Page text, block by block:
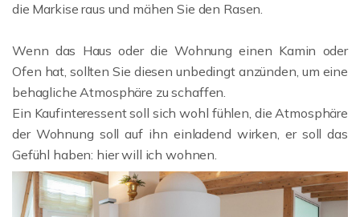
die Markise raus und mähen Sie den Rasen.
Wenn das Haus oder die Wohnung einen Kamin oder
Ofen hat, sollten Sie diesen unbedingt anzünden, um eine
behagliche Atmosphäre zu schaffen.
Ein Kaufinteressent soll sich wohl fühlen, die Atmosphäre
der Wohnung soll auf ihn einladend wirken, er soll das
Gefühl haben: hier will ich wohnen.